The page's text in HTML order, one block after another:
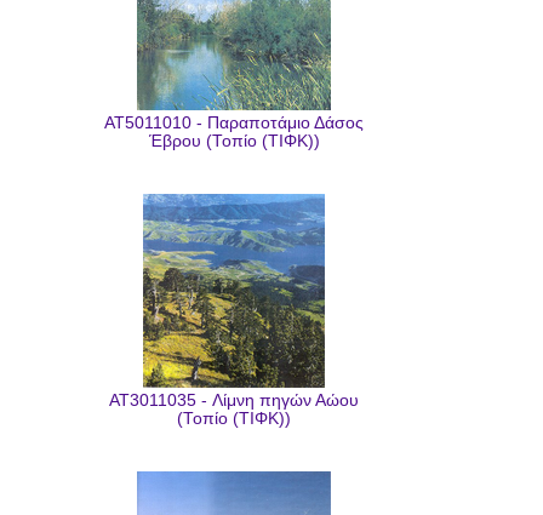
AT5011010 - Παραποτάμιο Δάσος
Έβρου (Τοπίο (ΤΙΦΚ))
AT3011035 - Λίμνη πηγών Αώου
(Τοπίο (ΤΙΦΚ))